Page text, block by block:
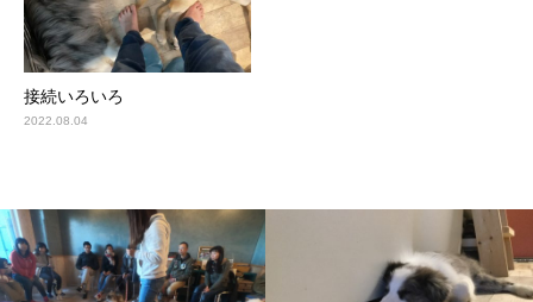
接続いろいろ
2022.08.04